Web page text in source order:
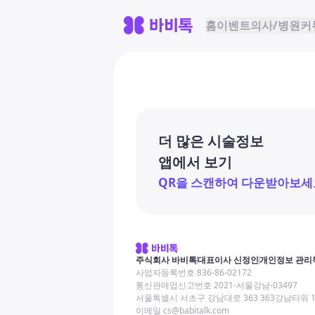
홈이벤트의사/병원커
더 많은 시술정보
앱에서 보기
QR을 스캔하여 다운받아보세
주식회사 바비톡대표이사 신정인개인정보 관리
사업자등록번호 836-86-02172
통신판매업신고번호 2021-서울강남-03497
서울특별시 서초구 강남대로 363 363강남타워
이메일 cs@babitalk.com